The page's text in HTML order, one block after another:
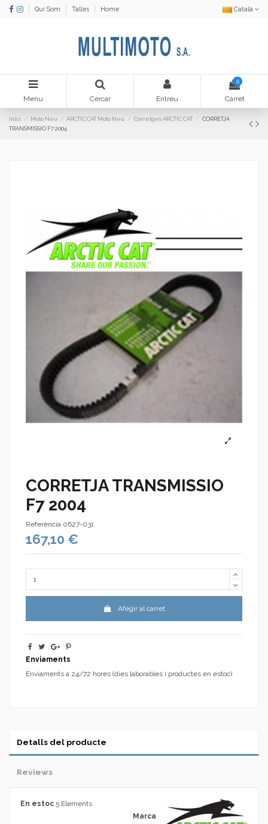
Qui Som Talles Home Català
Menu Cercar Entreu
0
Carret
Inici Moto Neu ARCTIC CAT Moto Neu Corretges ARCTIC CAT
CORRETJA
TRANSMISSIO F7 2004
CORRETJA TRANSMISSIO
F7 2004
Referència 0627-031
167,10 €
Afegir al carret
Enviaments
Enviaments a 24/72 hores (dies laborables i productes en estoc)
Detalls del producte
Reviews
Marca
En estoc 5 Elements